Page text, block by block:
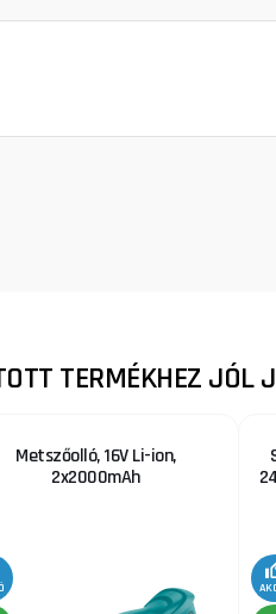
TERMÉKHEZ JÓL
Metszőolló, 16V Li-ion,
2x2000mAh